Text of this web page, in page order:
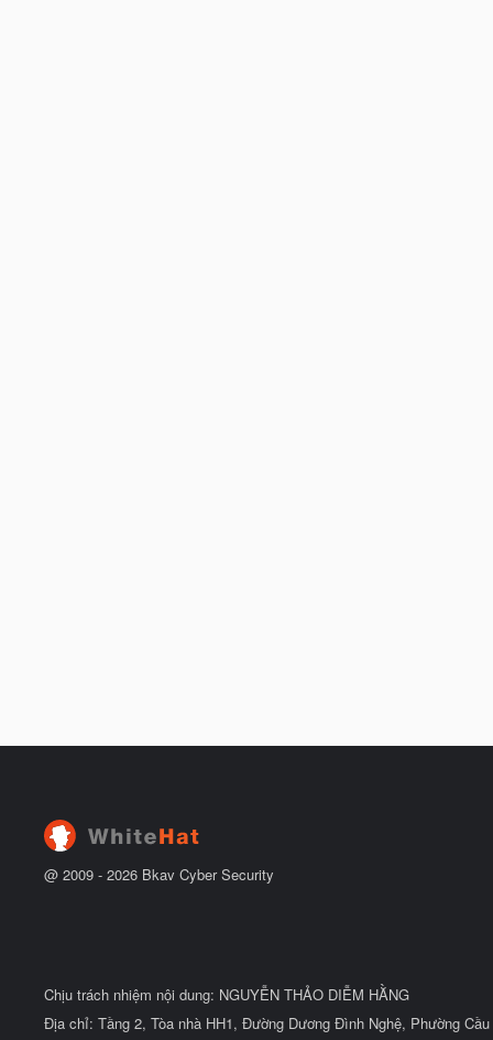
@ 2009 - 2026 Bkav Cyber Security
Chịu trách nhiệm nội dung: NGUYỄN THẢO DIỄM HẰNG
Địa chỉ: Tầng 2, Tòa nhà HH1, Đường Dương Đình Nghệ, Phường